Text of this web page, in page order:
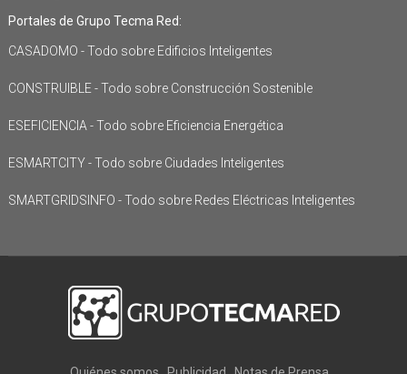
Portales de Grupo Tecma Red:
CASADOMO - Todo sobre Edificios Inteligentes
CONSTRUIBLE - Todo sobre Construcción Sostenible
ESEFICIENCIA - Todo sobre Eficiencia Energética
ESMARTCITY - Todo sobre Ciudades Inteligentes
SMARTGRIDSINFO - Todo sobre Redes Eléctricas Inteligentes